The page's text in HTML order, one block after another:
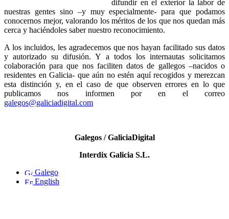
difundir en el exterior la labor de
nuestras gentes sino –y muy especialmente- para que podamos
conocernos mejor, valorando los méritos de los que nos quedan más
cerca y haciéndoles saber nuestro reconocimiento.
A los incluidos, les agradecemos que nos hayan facilitado sus datos
y autorizado su difusión. Y a todos los internautas solicitamos
colaboración para que nos faciliten datos de gallegos –nacidos o
residentes en Galicia- que aún no estén aquí recogidos y merezcan
esta distinción y, en el caso de que observen errores en lo que
publicamos nos informen por en el correo
galegos@galiciadigital.com
Galegos / GaliciaDigital
Interdix Galicia S.L.
Galego
English